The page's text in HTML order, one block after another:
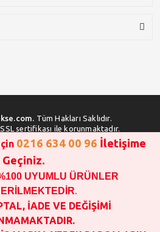
Tüm Hakları Saklıdır.
sertifikası ile korunmaktadır.
YAPMADAN ÖNCE
BİLGİSİ ALINIZ !!!
SİPARİŞ VERİLEBİLİR!!!
MARKA YEDEK PARÇALARIN
YOKTUR!!!!!!!!!!!
0216 634 00 96 İletişime
Geçiniz.
UYUMLU ÜRÜNLER
.
İADE VE DEĞİŞİMİ